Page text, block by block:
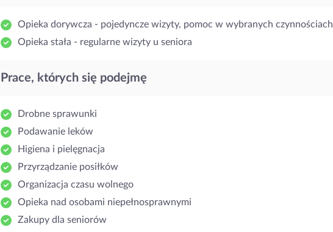
Opieka dorywcza - pojedyncze wizyty, pomoc w wybranych czynnościach
Opieka stała - regularne wizyty u seniora
Prace, których się podejmę
Drobne sprawunki
Podawanie leków
Higiena i pielęgnacja
Przyrządzanie posiłków
Organizacja czasu wolnego
Opieka nad osobami niepełnosprawnymi
Zakupy dla seniorów